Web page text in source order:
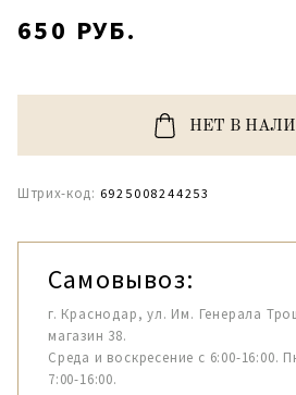
650 РУБ.
НЕТ В
Штрих-код: 6925008244253
Самовывоз:
г. Краснодар, ул. Им. Генерала
магазин 38.
Среда и воскресение с 6:00-16:00.
7:00-16:00.